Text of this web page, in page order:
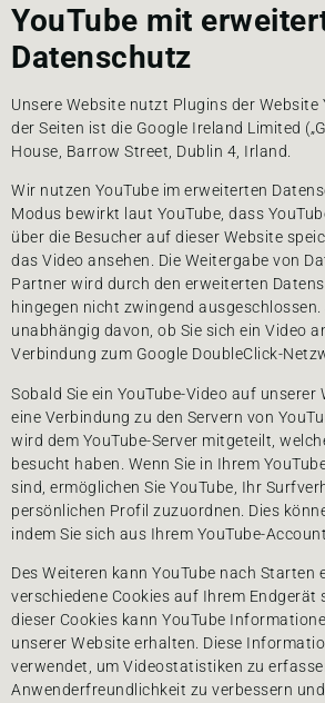
YouTube mit
Datenschutz
Unsere Website nutzt Plugins der Website
der Seiten ist die Google Ireland Limited
House, Barrow Street, Dublin 4, Irland.
Wir nutzen YouTube im erweiterten
Modus bewirkt laut YouTube, dass
über die Besucher auf dieser Website
das Video ansehen. Die Weitergabe von
Partner wird durch den erweiterten
hingegen nicht zwingend ausgeschlossen.
unabhängig davon, ob Sie sich ein Video
Verbindung zum Google DoubleClick-
Sobald Sie ein YouTube-Video auf
eine Verbindung zu den Servern von
wird dem YouTube-Server mitgeteilt,
besucht haben. Wenn Sie in Ihrem
sind, ermöglichen Sie YouTube, Ihr
persönlichen Profil zuzuordnen. Dies
indem Sie sich aus Ihrem YouTube-
Des Weiteren kann YouTube nach Starten
verschiedene Cookies auf Ihrem Endgerät
dieser Cookies kann YouTube
unserer Website erhalten. Diese
verwendet, um Videostatistiken zu
Anwenderfreundlichkeit zu verbessern